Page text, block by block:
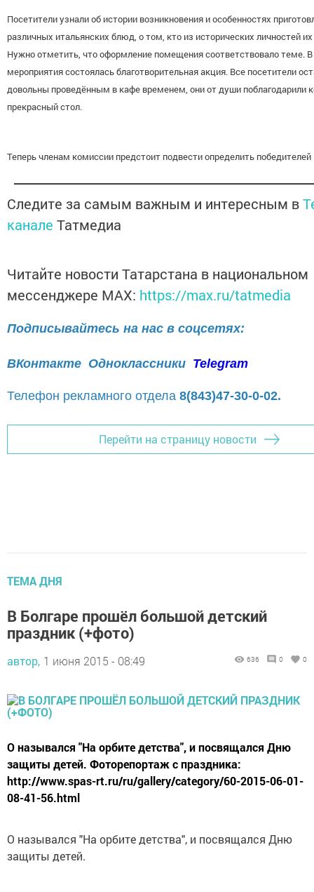
Посетители узнали об истории возникновения и особенностях
различных итальянских блюд, о том, кто из исторических личностей
Нужно отметить, что оформление помещения соответствовало теме.
мероприятия состоялась благотворительная акция. Все посетители
довольны проведённым в кафе временем, они от души поблагодарили
прекрасный стол.
Теперь членам комиссии предстоит подвести определить победителей
Следите за самым важным и интересным в
канале Татмедиа
Читайте новости Татарстана в национальном
мессенджере MАХ: https://max.ru/tatmedia
Подписывайтесь на нас в соцсетях:
ВКонтакте Одноклассники Telegram
Телефон рекламного отдела 8(843)47-30-0-02.
Перейти на страницу новости
ТЕМА ДНЯ
В Болгаре прошёл большой детский
праздник (+фото)
автор, 1 июня 2015 - 08:49 636 0 0
О назывался "На орбите детства", и посвящался Дню
защиты детей. Фоторепортаж с праздника:
http://www.spas-rt.ru/ru/gallery/category/60-2015-06-01-
08-41-56.html
О назывался "На орбите детства", и посвящался Дню
защиты детей.